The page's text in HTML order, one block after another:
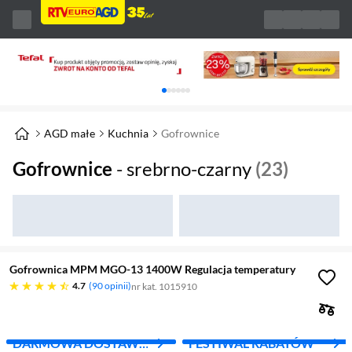
Karuzela z banerami, aktualny element 1 z
AGD małe Kuchnia Gofrownice
Gofrownice - srebrno-czarny (23)
Gofrownica MPM MGO-13 1400W Regulacja temperatury
4.7
4.7 gwiazdek 90 opinii nr kat. 1015910
DARMOWA DOSTAWA
FESTIWAL RABATÓW